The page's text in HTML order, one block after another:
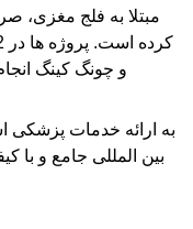
مبتلا به فلج مغزی،
و چونگ کینگ
بین المللی جامع و با